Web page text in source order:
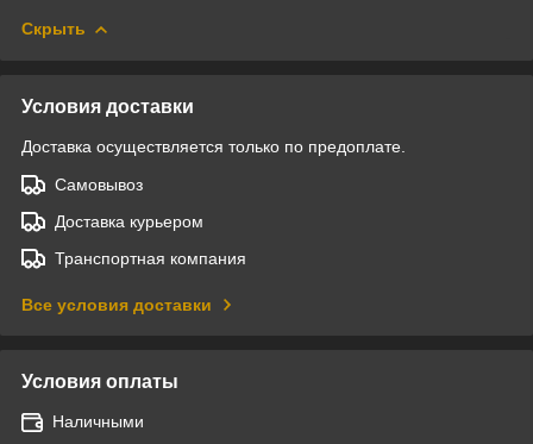
Скрыть
Условия доставки
Доставка осуществляется только по предоплате.
Самовывоз
Доставка курьером
Транспортная компания
Все условия доставки
Условия оплаты
Наличными